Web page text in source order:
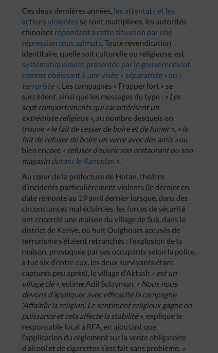
Ces deux dernières années, les attentats et les
actions violentes se sont multipliées, les autorités
chinoises répondant à cette situation par une
répression tous azimuts. Toute revendication
identitaire, quelle soit culturelle ou religieuse, est
systématiquement présentée par le gouvernement
comme obéissant à une visée « séparatiste »ou «
terroriste ». Les campagnes « Frapper fort » se
succèdent, ainsi que les messages du type : « Les
sept comportements qui caractérisent un
extrémiste religieux », au nombre desquels on
trouve « le fait de cesser de boire et de fumer », « le
fait de refuser de boire un verre avec des amis »ou
bien encore « refuser d’ouvrir son restaurant ou son
magasin durant le Ramadan ».
Au cœur de la préfecture de Hotan, théâtre
d’incidents particulièrement violents (le dernier en
date remonte au 19 avril dernier lorsque, dans des
circonstances mal éclaircies, les forces de sécurité
ont encerclé une maison du village de Suk, dans le
district de Keriye, où huit Ouïghours accusés de
terrorisme s’étaient retranchés ; l’explosion de la
maison, provoquée par ses occupants selon la police,
a tué six d’entre eux, les deux survivants étant
capturés peu après), le village d’Aktash « est un
village clé », estime Adil Sulayman. « Nous nous
devons d’appliquer avec efficacité la campagne
‘Affaiblir la religion’. Le sentiment religieux gagne en
puissance et cela affecte la stabilité », explique le
responsable local à RFA, en ajoutant que
l’application du règlement sur la vente obligatoire
d’alcool et de cigarettes s’est fait sans problème. «